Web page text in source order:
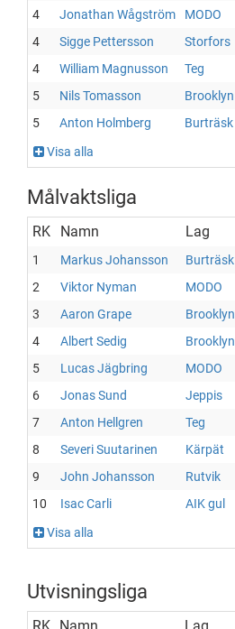
4
Jonathan Wågström MODO
4
Sigge Pettersson Storfors
4
William Magnusson Teg
5
Nils Tomasson Brooklyn
5
Anton Holmberg Burträsk
Visa alla
Målvaktsliga
RK Namn Lag
1 Markus Johansson Burträsk
2
Viktor Nyman MODO
3
Aaron Grape Brooklyn
4
Albert Sedig Brooklyn
5
Lucas Jägbring MODO
6
Jonas Sund Jeppis
7
Anton Hellgren Teg
8
Severi Suutarinen Kärpät
9
John Johansson Rutvik
10
Isac Carli AIK gul
Visa alla
Utvisningsliga